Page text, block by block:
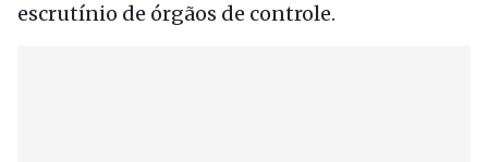
escrutínio de órgãos de controle.